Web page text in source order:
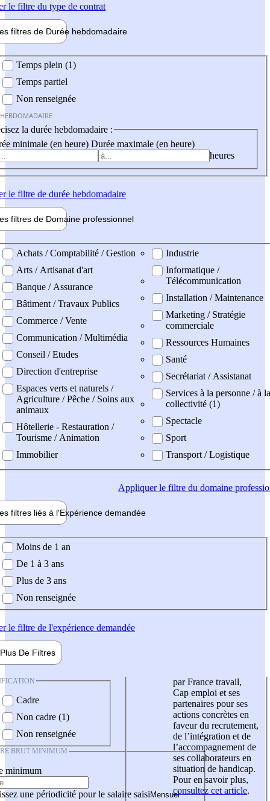
le filtre du type de contrat
filtres de Durée hebdomadaire
Temps plein (1)
Temps partiel
Non renseignée
la durée hebdomadaire :
minimale (en heure) Durée maximale (en heure)
heures
le filtre de durée hebdomadaire
filtres de Domaine professionnel
professionel
Achats / Comptabilité / Gestion
Arts / Artisanat d'art
Banque / Assurance
Bâtiment / Travaux Publics
Commerce / Vente
Communication / Multimédia
Conseil / Etudes
Direction d'entreprise
Espaces verts et naturels /
Agriculture / Pêche / Soins aux
animaux
Hôtellerie - Restauration /
Tourisme / Animation
Immobilier
Industrie
Informatique /
Télécommunication
Installation / Maintenance
Marketing / Stratégie
commerciale
Ressources Humaines
Santé
Secrétariat / Assistanat
Services à la personne / à la
collectivité (1)
Spectacle
Sport
Transport / Logistique
Appliquerle filtre du domaine
filtres liés à l'Expérience demandée
demandée
Moins de 1 an
De 1 à 3 ans
Plus de 3 ans
Non renseignée
le filtre de l'expérience demandée
Plus De Filtres
Cadre
Non cadre (1)
Non renseignée
BRUT MINIMUM
minimum
une périodicité pour le salaire saisi
par France travail,
Cap emploi et ses
partenaires pour ses
actions concrètes en
faveur du recrutement,
de l’intégration et de
l’accompagnement de
ses collaborateurs en
situation de handicap.
Pour en savoir plus,
consultez cet article.